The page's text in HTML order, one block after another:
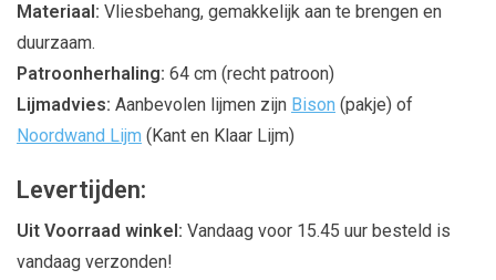
Materiaal: Vliesbehang, gemakkelijk aan te brengen en
duurzaam.
Patroonherhaling: 64 cm (recht patroon)
Lijmadvies: Aanbevolen lijmen zijn Bison (pakje) of
Noordwand Lijm (Kant en Klaar Lijm)
Levertijden:
Uit Voorraad winkel: Vandaag voor 15.45 uur besteld is
vandaag verzonden!